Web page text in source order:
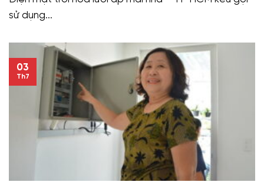
sử dụng...
03
Th7